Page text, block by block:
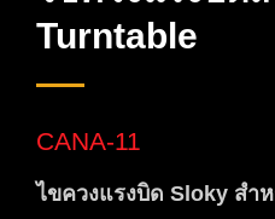
Turntable
CANA-11
ไขควงแรงบิด Sloky สำ